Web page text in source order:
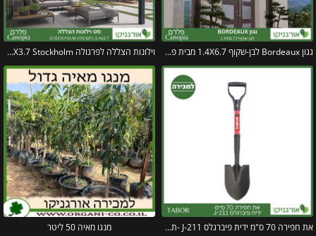
גגון Bordeaux לבן-שקוף 1.4X6.7 מבית פלרם – Canopia וילונות הצללה לפרגולה 3.4X3.7 Stockholm מבית פלרם – Canopia
את חפירה 70 ס"מ ידית פיברגלס J-211 -תבור מנגו מאיה 50 ליטר